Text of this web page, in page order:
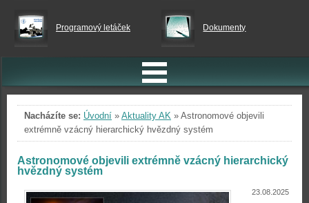
Programový letáček Dokumenty
Nacházíte se: Úvodní » Aktuality AK » Astronomové objevili
extrémně vzácný hierarchický hvězdný systém
Astronomové objevili extrémně vzácný hierarchický
hvězdný systém
23.08.2025